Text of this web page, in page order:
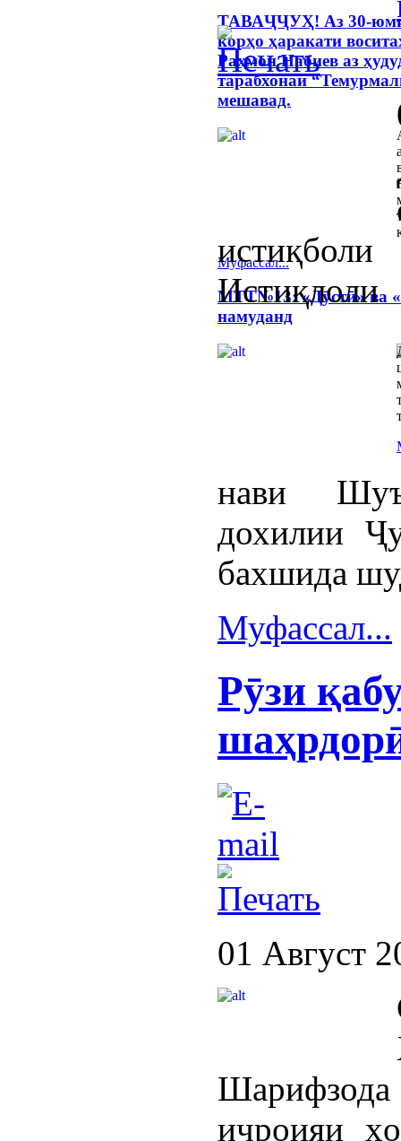
ТАВАҶҶУҲ! Аз 30-юми
корҳо ҳаракати
Раҳмон Набиев аз
тарабхонаи
мешавад.
Муфассал...
МТТ№13: «Дӯстӣ» ва
намуданд
нави
дохилии
бахшида
Муфассал...
Рӯзи
01 Август
Шарифзода
иҷроияи